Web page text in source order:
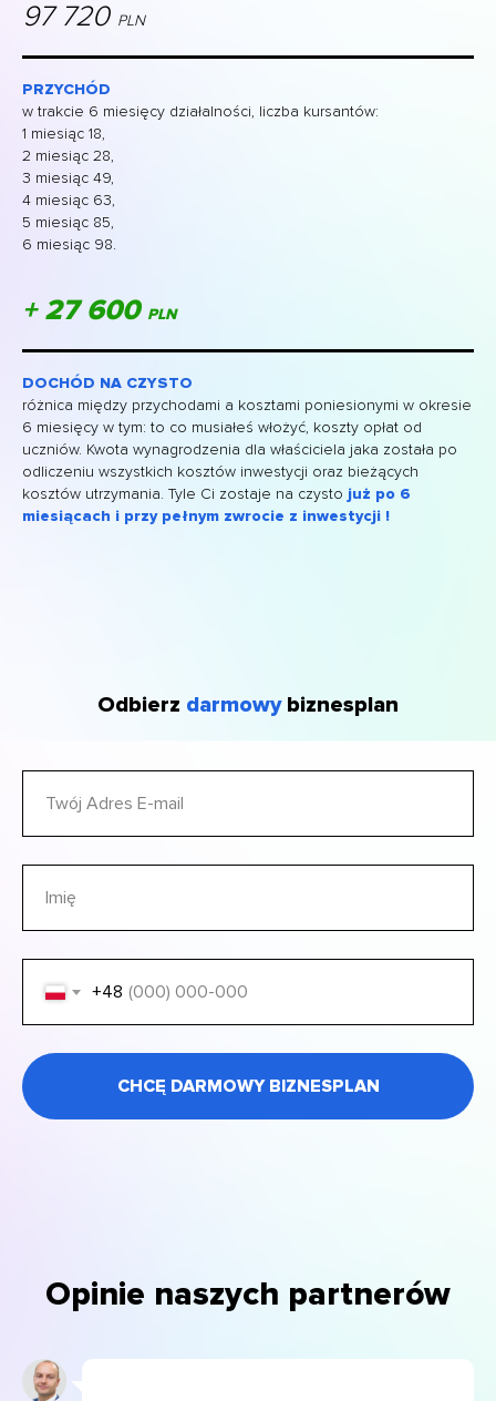
97 720 PLN
PRZYCHÓD
w trakcie 6 miesięcy działalności, liczba kursantów:
1 miesiąc 18,
2 miesiąc 28,
3 miesiąc 49,
4 miesiąc 63,
5 miesiąc 85,
6 miesiąc 98.
+ 27 600 PLN
DOCHÓD NA CZYSTO
różnica między przychodami a kosztami poniesionymi w okresie
6 miesięcy w tym: to co musiałeś włożyć, koszty opłat od
uczniów. Kwota wynagrodzenia dla właściciela jaka została po
odliczeniu wszystkich kosztów inwestycji oraz bieżących
kosztów utrzymania. Tyle Ci zostaje na czysto już po 6
miesiącach i przy pełnym zwrocie z inwestycji !
Odbierz darmowybiznesplan
+48
CHCĘ DARMOWY BIZNESPLAN
Opinie naszych partnerów